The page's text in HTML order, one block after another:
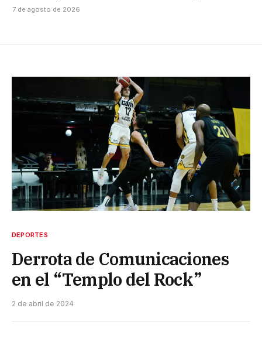
7 de agosto de 2026
DEPORTES
Derrota de Comunicaciones
en el “Templo del Rock”
2 de abril de 2024